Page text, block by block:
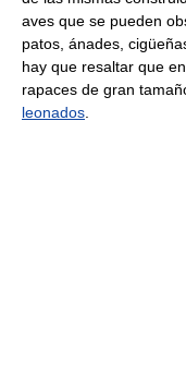
aves que se pueden
patos, ánades,
hay que resaltar que
rapaces de gran
leonados